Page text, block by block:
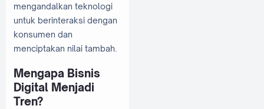
mengandalkan teknologi
untuk berinteraksi dengan
konsumen dan
menciptakan nilai tambah.
Mengapa Bisnis
Digital Menjadi
Tren?